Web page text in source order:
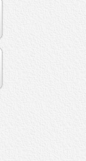
Erdoğan 2015 Yaz